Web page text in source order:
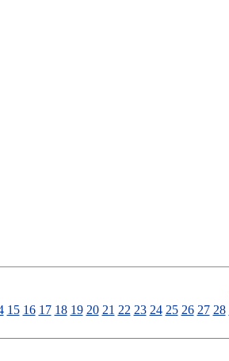
15 16 17 18 19 20 21 22 23 24 25 26 27 28